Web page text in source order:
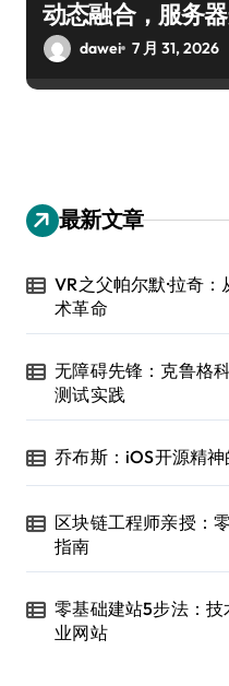
动态融合，服务
dawei 7 月 31, 2026
最新文章
VR之父帕尔默·拉奇
术革命
无障碍先锋：克鲁格
测试实践
乔布斯：iOS开源精
区块链工程师亲授：
指南
零基础建站5步法：
业网站